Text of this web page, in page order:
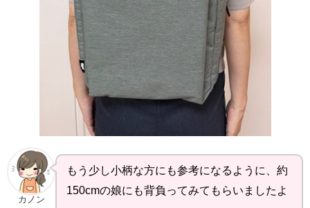
カノン
もう少し小柄な方にも参考になるように、約
150cmの娘にも背負ってみてもらいましたよ